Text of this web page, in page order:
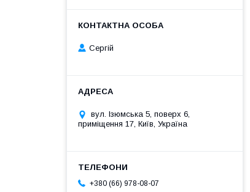
Сергій
вул. Ізюмська 5, поверх 6,
приміщення 17, Київ, Україна
+380 (66) 978-08-07